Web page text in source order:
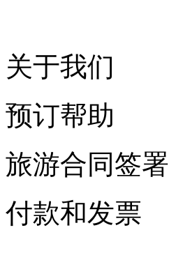
关于我们
预订帮助
旅游合同签署
付款和发票